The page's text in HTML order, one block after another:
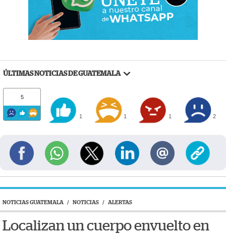
ÚLTIMAS NOTICIAS DE GUATEMALA
5
1 1 1 2
NOTICIAS GUATEMALA / NOTICIAS / ALERTAS
Localizan un cuerpo envuelto en